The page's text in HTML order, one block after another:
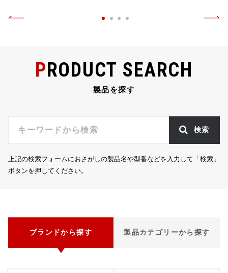
PRODUCT SEARCH
製品を探す
検索
上記の検索フォームにおさがしの製品名や型番などを入力して「検索」
ボタンを押してください。
ブランドから探す 製品カテゴリーから探す